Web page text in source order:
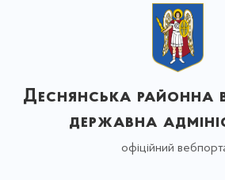
Деснянська районна в
державна
офіційний